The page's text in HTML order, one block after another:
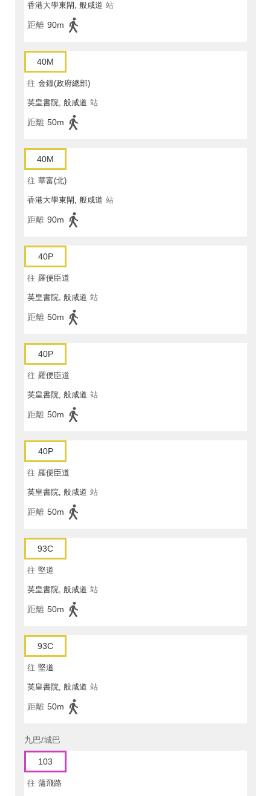
香港大學東閘, 般咸道 站
距離 90m
40M
往 金鐘(政府總部)
英皇書院, 般咸道 站
距離 50m
40M
往 華富(北)
香港大學東閘, 般咸道 站
距離 90m
40P
往 羅便臣道
英皇書院, 般咸道 站
距離 50m
40P
往 羅便臣道
英皇書院, 般咸道 站
距離 50m
40P
往 羅便臣道
英皇書院, 般咸道 站
距離 50m
93C
往 堅道
英皇書院, 般咸道 站
距離 50m
93C
往 堅道
英皇書院, 般咸道 站
距離 50m
九巴/城巴
103
往 蒲飛路